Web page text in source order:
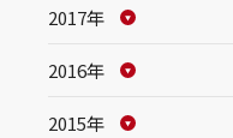
2017年
2016年
2015年